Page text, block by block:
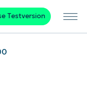
Testversion